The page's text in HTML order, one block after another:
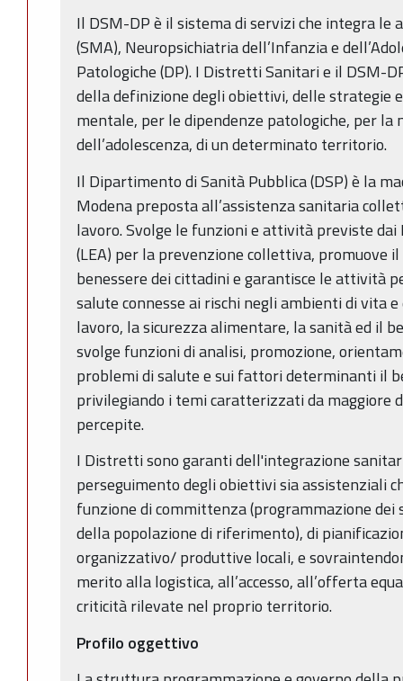
Il DSM-DP è il sistema di servizi che integra le
(SMA), Neuropsichiatria dell’Infanzia e
Patologiche (DP). I Distretti Sanitari e il DSM-
della definizione degli obiettivi, delle strategie
mentale, per le dipendenze patologiche, per la
dell’adolescenza, di un determinato territorio.
Il Dipartimento di Sanità Pubblica (DSP) è la
Modena preposta all’assistenza sanitaria
lavoro. Svolge le funzioni e attività previste
(LEA) per la prevenzione collettiva, promuove
benessere dei cittadini e garantisce le attività
salute connesse ai rischi negli ambienti di vita
lavoro, la sicurezza alimentare, la sanità ed il
svolge funzioni di analisi, promozione,
problemi di salute e sui fattori determinanti il
privilegiando i temi caratterizzati da maggiore
percepite.
I Distretti sono garanti dell'integrazione
perseguimento degli obiettivi sia assistenziali
funzione di committenza (programmazione
della popolazione di riferimento), di
organizzativo/ produttive locali, e
merito alla logistica, all’accesso, all’offerta
criticità rilevate nel proprio territorio.
Profilo oggettivo